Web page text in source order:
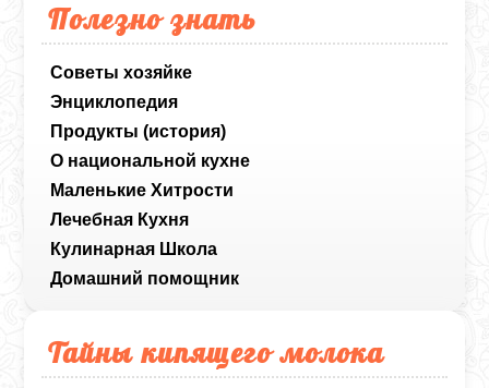
Полезно знать
Советы хозяйке
Энциклопедия
Продукты (история)
О национальной кухне
Маленькие Хитрости
Лечебная Кухня
Кулинарная Школа
Домашний помощник
Тайны кипящего молока